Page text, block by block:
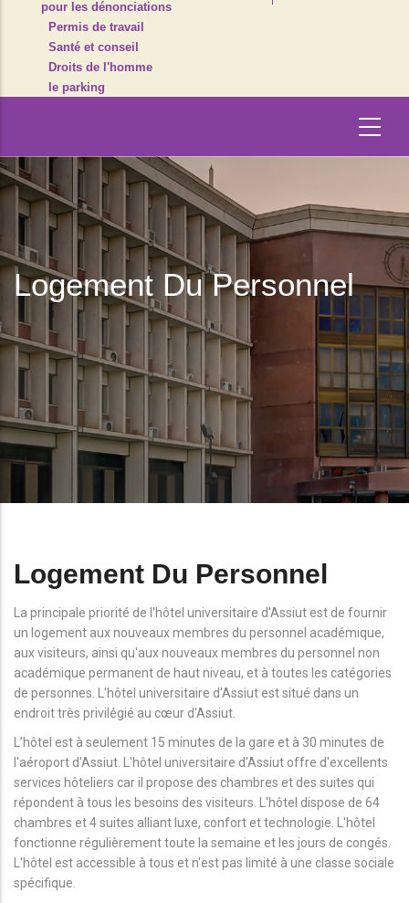
pour les dénonciations
Permis de travail
Santé et conseil
Droits de l'homme
le parking
Logement Du Personnel
Logement Du Personnel
La principale priorité de l'hôtel universitaire d'Assiut est de fournir
un logement aux nouveaux membres du personnel académique,
aux visiteurs, ainsi qu'aux nouveaux membres du personnel non
académique permanent de haut niveau, et à toutes les catégories
de personnes. L'hôtel universitaire d'Assiut est situé dans un
endroit très privilégié au cœur d'Assiut.
L’hôtel est à seulement 15 minutes de la gare et à 30 minutes de
l'aéroport d'Assiut. L'hôtel universitaire d'Assiut offre d'excellents
services hôteliers car il propose des chambres et des suites qui
répondent à tous les besoins des visiteurs. L'hôtel dispose de 64
chambres et 4 suites alliant luxe, confort et technologie. L'hôtel
fonctionne régulièrement toute la semaine et les jours de congés.
L'hôtel est accessible à tous et n'est pas limité à une classe sociale
spécifique.